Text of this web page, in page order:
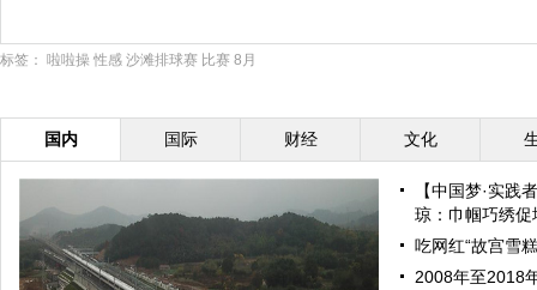
标签： 啦啦操 性感 沙滩排球赛 比赛 8月
国内 国际 财经 文化
【中国梦·实践
琼：巾帼巧绣促
吃网红“故宫雪
2008年至2018